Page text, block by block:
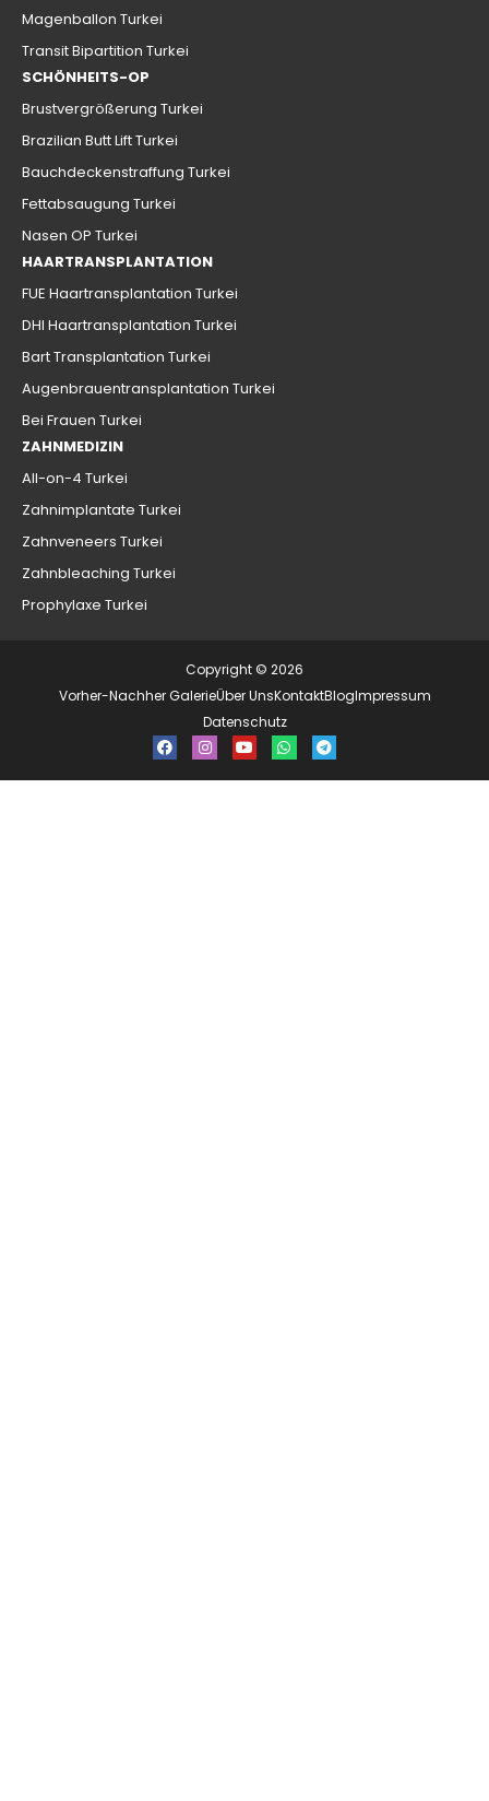
Magenballon Turkei
Transit Bipartition Turkei
SCHÖNHEITS-OP
Brustvergrößerung Turkei
Brazilian Butt Lift Turkei
Bauchdeckenstraffung Turkei
Fettabsaugung Turkei
Nasen OP Turkei
HAARTRANSPLANTATION
FUE Haartransplantation Turkei
DHI Haartransplantation Turkei
Bart Transplantation Turkei
Augenbrauentransplantation Turkei
Bei Frauen Turkei
ZAHNMEDIZIN
All-on-4 Turkei
Zahnimplantate Turkei
Zahnveneers Turkei
Zahnbleaching Turkei
Prophylaxe Turkei
Copyright © 2026
Vorher-Nachher GalerieÜber UnsKontaktBlogImpressum
Datenschutz